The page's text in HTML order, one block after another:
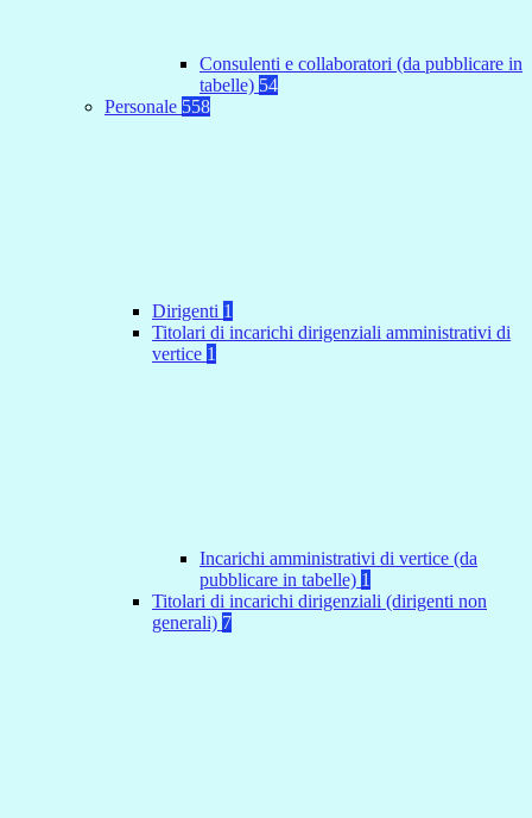
Consulenti e collaboratori (da pubblicare in
tabelle) 54
Personale 558
Dirigenti 1
Titolari di incarichi dirigenziali amministrativi di
vertice 1
Incarichi amministrativi di vertice (da
pubblicare in tabelle) 1
Titolari di incarichi dirigenziali (dirigenti non
generali) 7